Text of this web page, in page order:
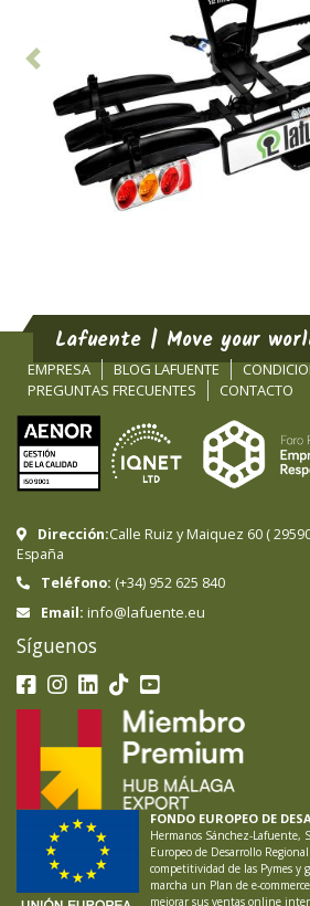
Lafuente | Move your
EMPRESA BLOG LAFUENTE
PREGUNTAS FRECUENTES
CONTACTO
Dirección:Calle Ruiz y Maiquez 60 (
España
Teléfono: (+34) 952 625 840
Email: info@lafuente.eu
Síguenos
FONDO EUROPEO DE
Hermanos Sánchez-Lafuente,
Europeo de Desarrollo
competitividad de las Pymes y
marcha un Plan de e-
mejorar sus ventas online